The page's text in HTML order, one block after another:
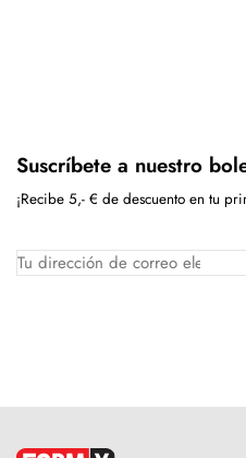
Suscríbete a nuestro
¡Recibe 5,- € de descuento en tu